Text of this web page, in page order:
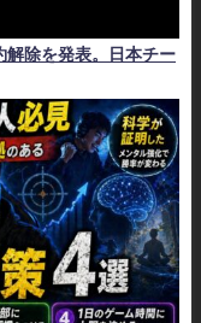
除を発表。日本チー